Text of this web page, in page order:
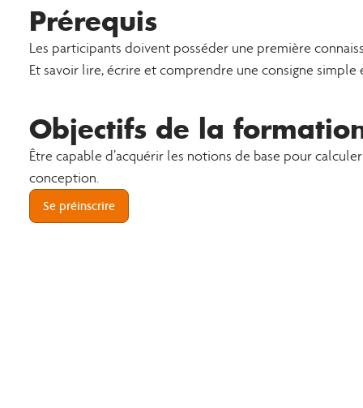
Prérequis
Les participants doivent posséder une première
Et savoir lire, écrire et comprendre une consigne simple
Objectifs de la
Être capable d’acquérir les notions de base pour
conception.
Se préinscrire